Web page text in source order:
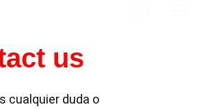
us
cualquier duda o